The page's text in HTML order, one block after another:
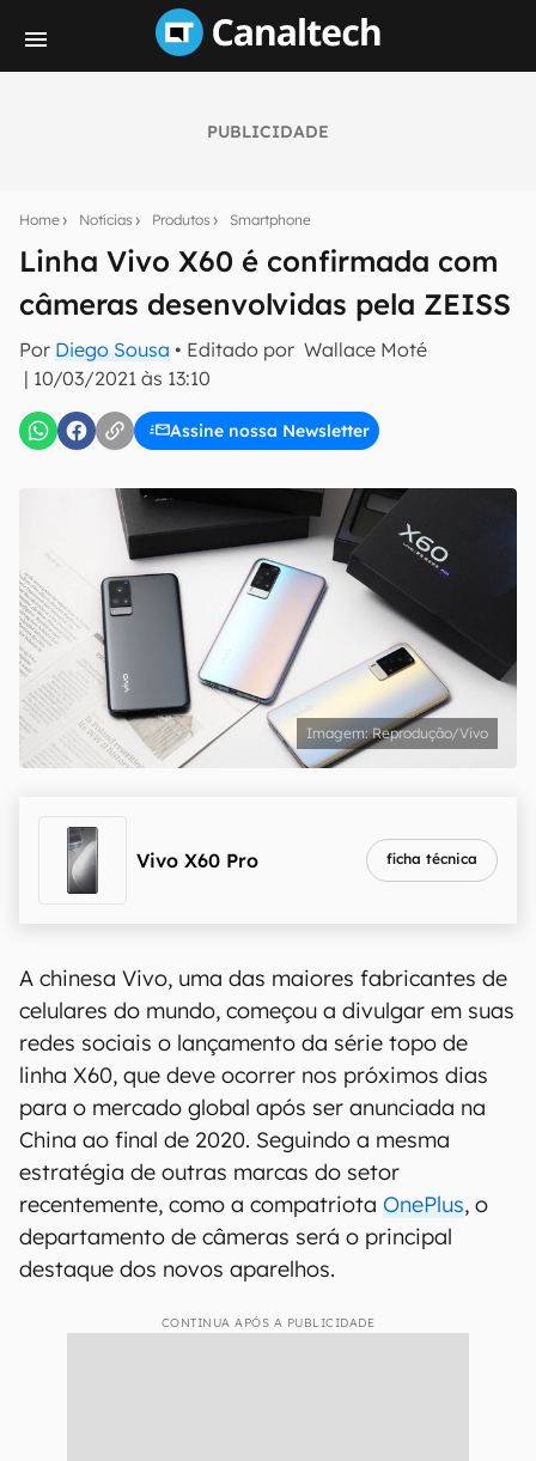
PUBLICIDADE
Home Notícias Produtos Smartphone
Linha Vivo X60 é confirmada com
câmeras desenvolvidas pela ZEISS
Por Diego Sousa • Editado por Wallace Moté
| 10/03/2021 às 13:10
Assine nossa Newsletter
notícias e reviews sobre tecnologia em primeira
mão.
E-mail
Uso e Política de Privacidade do Canaltech.
Reprodução/Vivo
Vivo X60 Pro ficha técnica
A chinesa Vivo, uma das maiores fabricantes de
celulares do mundo, começou a divulgar em suas
redes sociais o lançamento da série topo de
linha X60, que deve ocorrer nos próximos dias
para o mercado global após ser anunciada na
China ao final de 2020. Seguindo a mesma
estratégia de outras marcas do setor
recentemente, como a compatriota OnePlus, o
departamento de câmeras será o principal
destaque dos novos aparelhos.
CONTINUA APÓS A PUBLICIDADE